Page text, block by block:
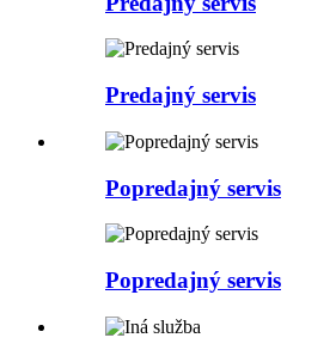
Predajný servis
Popredajný servis
Popredajný servis